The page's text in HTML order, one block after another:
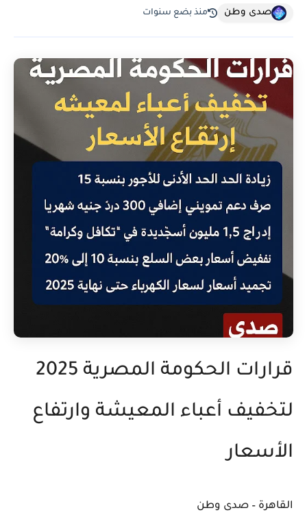
صدى وطن منذ بضع سنوات
قرارات الحكومة المصرية 2025
لتخفيف أعباء المعيشة وارتفاع
الأسعار
القاهرة – صدى وطن